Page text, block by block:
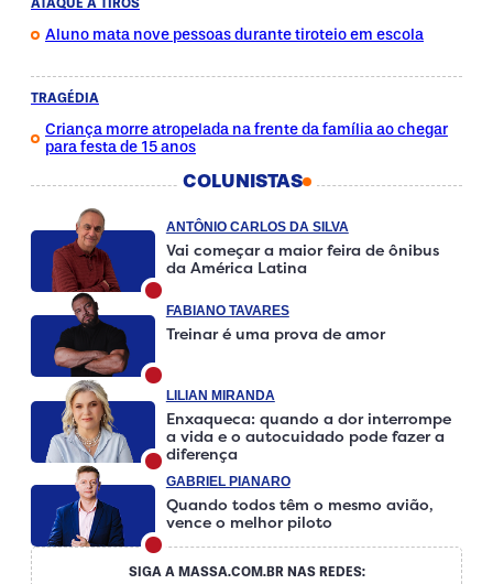
ATAQUE A TIROS
Aluno mata nove pessoas durante tiroteio em escola
TRAGÉDIA
Criança morre atropelada na frente da família ao chegar
para festa de 15 anos
COLUNISTAS
ANTÔNIO CARLOS DA SILVA
Vai começar a maior feira de ônibus
da América Latina
FABIANO TAVARES
Treinar é uma prova de amor
LILIAN MIRANDA
Enxaqueca: quando a dor interrompe
a vida e o autocuidado pode fazer a
diferença
GABRIEL PIANARO
Quando todos têm o mesmo avião,
vence o melhor piloto
SIGA A MASSA.COM.BR NAS REDES: